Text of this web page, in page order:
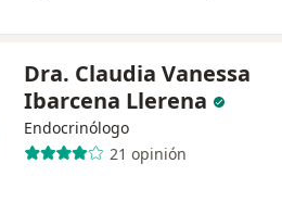
Dra. Claudia Vanessa
Ibarcena Llerena
Endocrinólogo
21 opinión